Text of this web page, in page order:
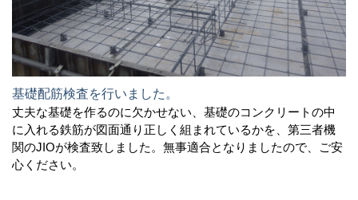
基礎配筋検査を行いました。
丈夫な基礎を作るのに欠かせない、基礎のコンクリートの中
に入れる鉄筋が図面通り正しく組まれているかを、第三者機
関のJIOが検査致しました。無事適合となりましたので、ご安
心ください。